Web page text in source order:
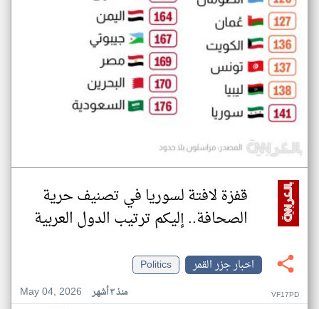
قفزة لافتة لسوريا في تصنيف حرية
الصحافة.. إليكم ترتيب الدول العربية
اخبار جزر القمر
Politics
May 04, 2026
منذ ٣ أشهر VF17PD